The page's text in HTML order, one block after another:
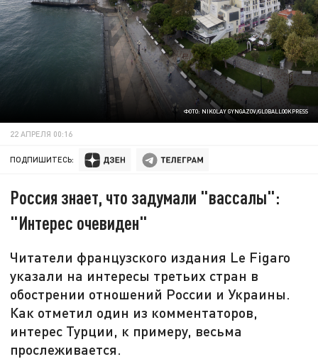
ФОТО: NIKOLAY GYNGAZOV/GLOBALLOOKPRESS
22 АПРЕЛЯ 00:16
ПОДПИШИТЕСЬ:
Россия знает, что задумали "вассалы":
"Интерес очевиден"
Читатели французского издания Le Figaro
указали на интересы третьих стран в
обострении отношений России и Украины.
Как отметил один из комментаторов,
интерес Турции, к примеру, весьма
прослеживается.